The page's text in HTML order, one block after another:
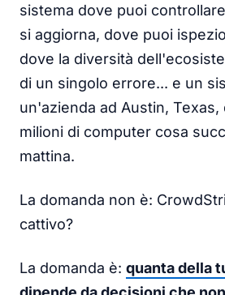
sistema dove puoi
si aggiorna, dove puoi
dove la diversità
di un singolo errore... e un
un'azienda ad Austin,
milioni di computer cosa
mattina.
La domanda non è:
cattivo?
La domanda è: quanta della